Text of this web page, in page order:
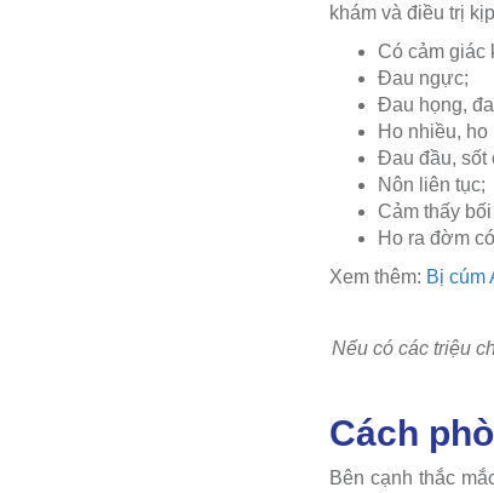
khám và điều trị
Có cảm giác
Đau ngực;
Đau họng,
Ho nhiều,
Đau đầu, sốt
Nôn liên tục;
Cảm thấy
Ho ra đờm
Xem thêm: Bị cúm
Nếu có các triệu
Cách
Bên cạnh thắc